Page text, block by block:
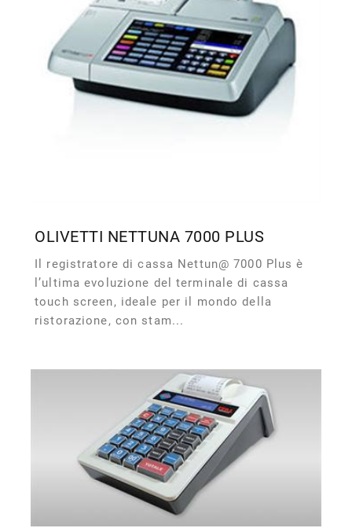
OLIVETTI NETTUNA 7000 PLUS
Il registratore di cassa Nettun@ 7000 Plus è
l’ultima evoluzione del terminale di cassa
touch screen, ideale per il mondo della
ristorazione, con stam...